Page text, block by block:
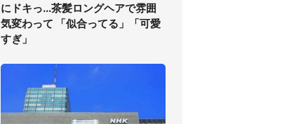
にドキっ...茶髪ロングヘアで雰囲
気変わって 「似合ってる」「可愛
すぎ」